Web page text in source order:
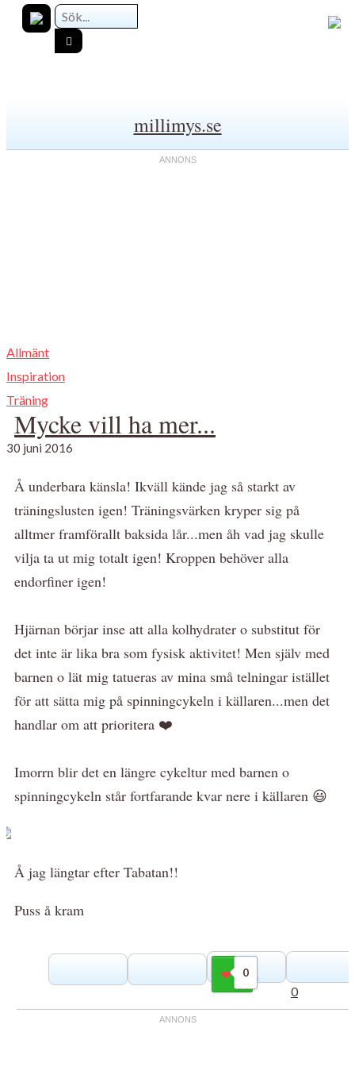
millimys.se
Allmänt
Inspiration
Träning
Mycke vill ha mer...
30 juni 2016
Å underbara känsla! Ikväll kände jag så starkt av
träningslusten igen! Träningsvärken kryper sig på
alltmer framförallt baksida lår...men åh vad jag skulle
vilja ta ut mig totalt igen! Kroppen behöver alla
endorfiner igen!
Hjärnan börjar inse att alla kolhydrater o substitut för
det inte är lika bra som fysisk aktivitet! Men själv med
barnen o lät mig tatueras av mina små telningar istället
för att sätta mig på spinningcykeln i källaren...men det
handlar om att prioritera ❤️
Imorrn blir det en längre cykeltur med barnen o
spinningcykeln står fortfarande kvar nere i källaren 😃
Å jag längtar efter Tabatan!!
Puss å kram
0
Gilla
0